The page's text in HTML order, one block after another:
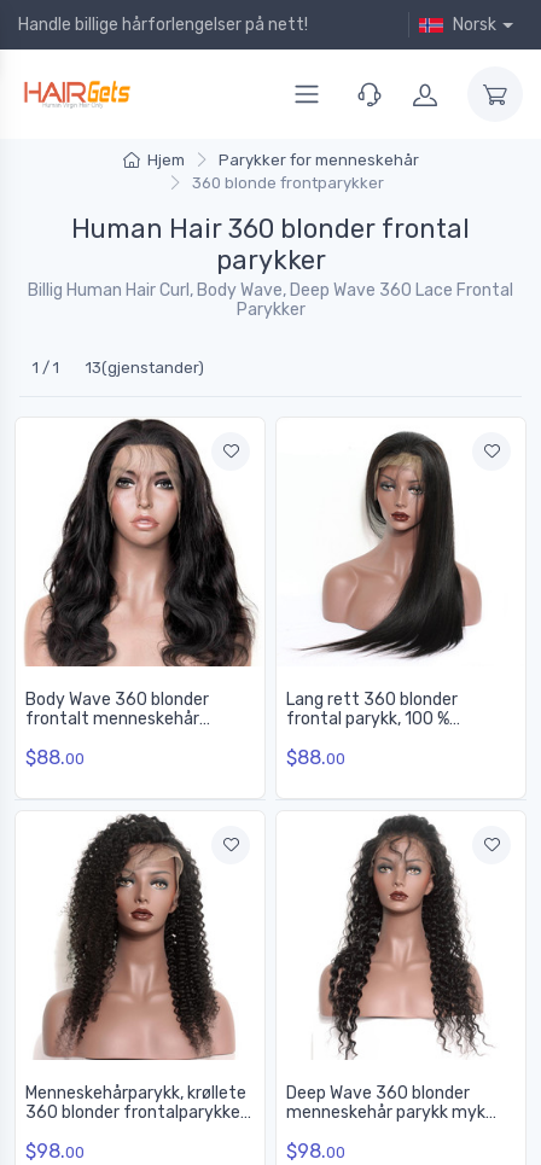
Handle billige hårforlengelser på nett! Norsk
Hjem
Parykker for menneskehår
360 blonde frontparykker
Human Hair 360 blonder frontal
parykker
Billig Human Hair Curl, Body Wave, Deep Wave 360 Lace Frontal
Parykker
1 / 1 13(gjenstander)
Body Wave 360 blonder
frontalt menneskehår
tommer
$88.00
Lang rett 360 blonder
frontal parykk, 100 %
tommer
$88.00
Menneskehårparykk, krøllete
360 blonder frontalparykker
tommer
$98.00
Deep Wave 360 blonder
menneskehår parykk myk
360 blonder frontal parykk
$98.00